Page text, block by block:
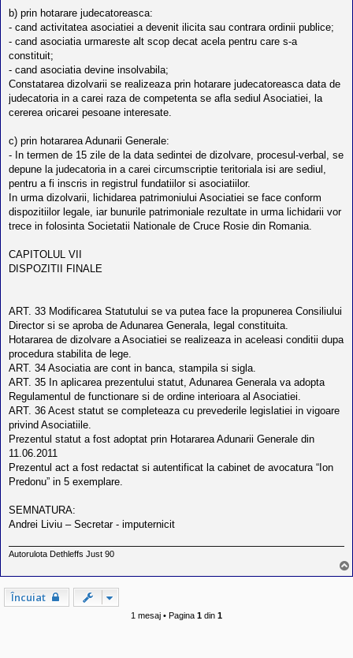
b) prin hotarare judecatoreasca:
- cand activitatea asociatiei a devenit ilicita sau contrara ordinii publice;
- cand asociatia urmareste alt scop decat acela pentru care s-a
constituit;
- cand asociatia devine insolvabila;
Constatarea dizolvarii se realizeaza prin hotarare judecatoreasca data de
judecatoria in a carei raza de competenta se afla sediul Asociatiei, la
cererea oricarei pesoane interesate.
c) prin hotararea Adunarii Generale:
- In termen de 15 zile de la data sedintei de dizolvare, procesul-verbal, se
depune la judecatoria in a carei circumscriptie teritoriala isi are sediul,
pentru a fi inscris in registrul fundatiilor si asociatiilor.
In urma dizolvarii, lichidarea patrimoniului Asociatiei se face conform
dispozitiilor legale, iar bunurile patrimoniale rezultate in urma lichidarii vor
trece in folosinta Societatii Nationale de Cruce Rosie din Romania.
CAPITOLUL VII
DISPOZITII FINALE
ART. 33 Modificarea Statutului se va putea face la propunerea Consiliului
Director si se aproba de Adunarea Generala, legal constituita.
Hotararea de dizolvare a Asociatiei se realizeaza in aceleasi conditii dupa
procedura stabilita de lege.
ART. 34 Asociatia are cont in banca, stampila si sigla.
ART. 35 In aplicarea prezentului statut, Adunarea Generala va adopta
Regulamentul de functionare si de ordine interioara al Asociatiei.
ART. 36 Acest statut se completeaza cu prevederile legislatiei in vigoare
privind Asociatiile.
Prezentul statut a fost adoptat prin Hotararea Adunarii Generale din
11.06.2011
Prezentul act a fost redactat si autentificat la cabinet de avocatura “Ion
Predonu” in 5 exemplare.
SEMNATURA:
Andrei Liviu – Secretar - imputernicit
Autorulota Dethleffs Just 90
Încuiat
1 mesaj • Pagina 1 din 1